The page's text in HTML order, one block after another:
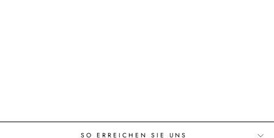
SO ERREICHEN SIE UNS